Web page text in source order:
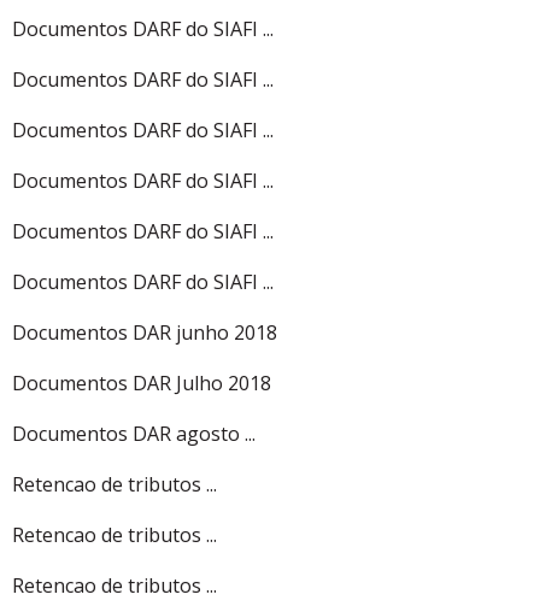
Documentos DARF do SIAFI ...
Documentos DARF do SIAFI ...
Documentos DARF do SIAFI ...
Documentos DARF do SIAFI ...
Documentos DARF do SIAFI ...
Documentos DARF do SIAFI ...
Documentos DAR junho 2018
Documentos DAR Julho 2018
Documentos DAR agosto ...
Retencao de tributos ...
Retencao de tributos ...
Retencao de tributos ...